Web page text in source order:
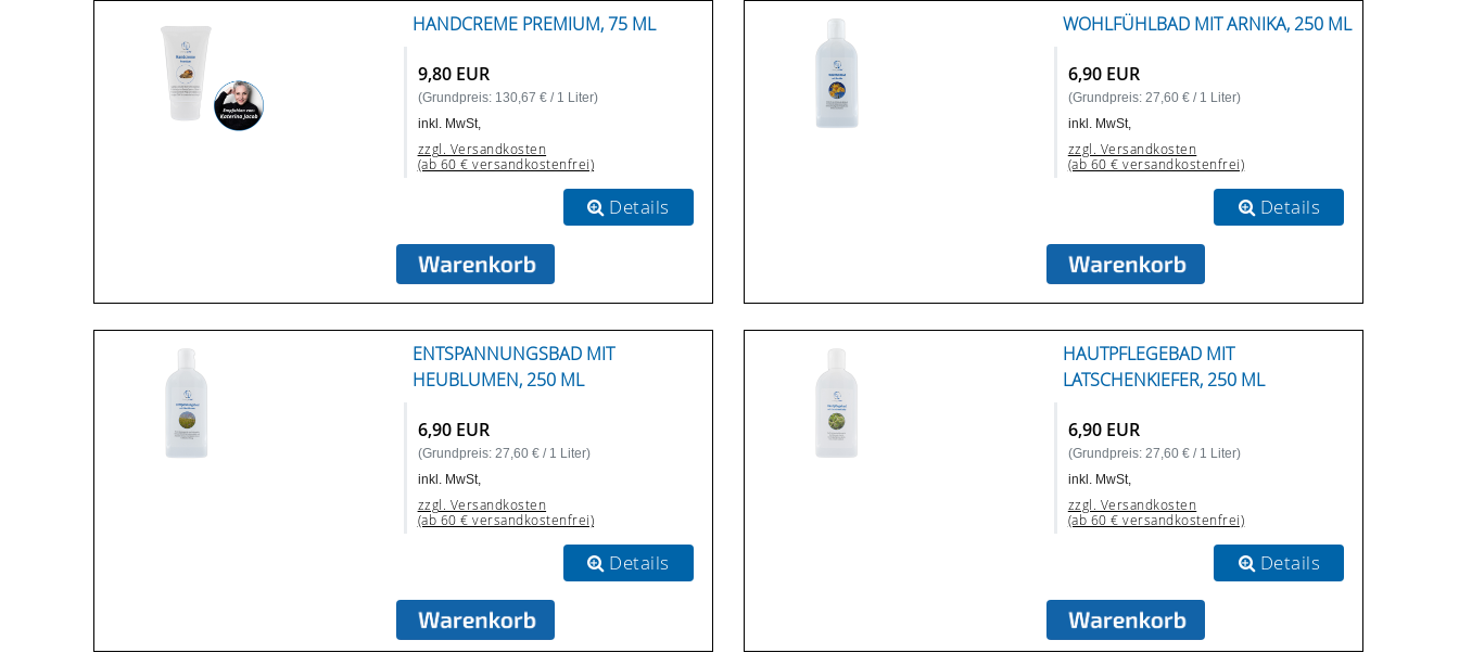
HANDCREME PREMIUM, 75 ML
9,80 EUR
(Grundpreis: 130,67 € / 1 Liter)
inkl. MwSt,
zzgl. Versandkosten
(ab 60 € versandkostenfrei)
Details
WOHLFÜHLBAD MIT ARNIKA, 250 ML
6,90 EUR
(Grundpreis: 27,60 € / 1 Liter)
inkl. MwSt,
zzgl. Versandkosten
(ab 60 € versandkostenfrei)
Details
ENTSPANNUNGSBAD MIT
HEUBLUMEN, 250 ML
6,90 EUR
(Grundpreis: 27,60 € / 1 Liter)
inkl. MwSt,
zzgl. Versandkosten
(ab 60 € versandkostenfrei)
Details
HAUTPFLEGEBAD MIT
LATSCHENKIEFER, 250 ML
6,90 EUR
(Grundpreis: 27,60 € / 1 Liter)
inkl. MwSt,
zzgl. Versandkosten
(ab 60 € versandkostenfrei)
Details